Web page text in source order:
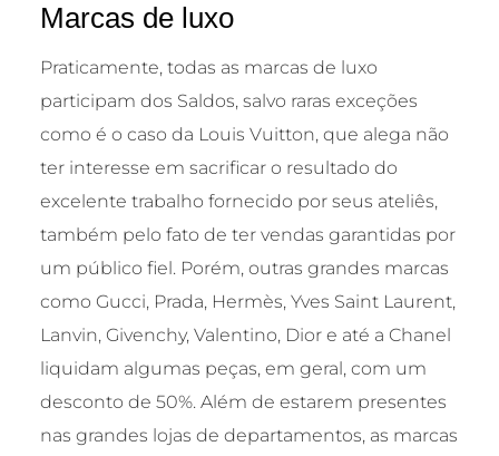
Marcas de luxo
Praticamente, todas as marcas de luxo
participam dos Saldos, salvo raras exceções
como é o caso da Louis Vuitton, que alega não
ter interesse em sacrificar o resultado do
excelente trabalho fornecido por seus ateliês,
também pelo fato de ter vendas garantidas por
um público fiel. Porém, outras grandes marcas
como Gucci, Prada, Hermès, Yves Saint Laurent,
Lanvin, Givenchy, Valentino, Dior e até a Chanel
liquidam algumas peças, em geral, com um
desconto de 50%. Além de estarem presentes
nas grandes lojas de departamentos, as marcas